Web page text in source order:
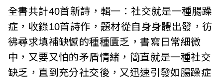
全書共計40首新詩，輯一：社交就是一種腸躁
症，收錄10首詩作，題材從自身身體出發，彷
彿尋求填補缺憾的種種匱乏，書寫日常細微
中，又要又怕的矛盾情緒，簡直就是一種社交
缺乏，直到充分社交後，又迅速引發如腸躁症